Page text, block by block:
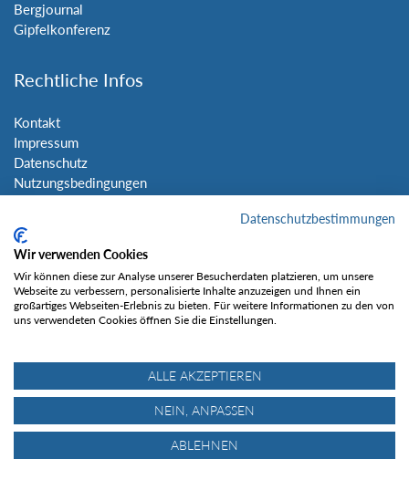
Bergjournal
Gipfelkonferenz
Rechtliche Infos
Kontakt
Impressum
Datenschutz
Nutzungsbedingungen
Social Media
Gefällt mir
Datenschutzbestimmungen
Wir verwenden Cookies
Wir können diese zur Analyse unserer Besucherdaten platzieren, um unsere
Webseite zu verbessern, personalisierte Inhalte anzuzeigen und Ihnen ein
großartiges Webseiten-Erlebnis zu bieten. Für weitere Informationen zu den von
uns verwendeten Cookies öffnen Sie die Einstellungen.
ALLE AKZEPTIEREN
NEIN, ANPASSEN
ABLEHNEN